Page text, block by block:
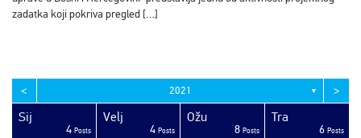
zadatka koji pokriva pregled […]
< 2021 ▼ >
Sij
4 Posts
Velj
4 Posts
Ožu
8 Posts
Tra
6 Posts